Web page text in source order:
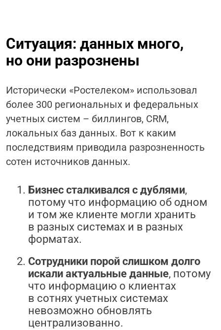
Ситуация: данных много,
но они разрознены
Исторически «Ростелеком» использовал
более 300 региональных и федеральных
учетных систем – биллингов, CRM,
локальных баз данных. Вот к каким
последствиям приводила разрозненность
сотен источников данных.
Бизнес сталкивался с дублями,
потому что информацию об одном
и том же клиенте могли хранить
в разных системах и в разных
форматах.
Сотрудники порой слишком долго
искали актуальные данные, потому
что информацию о клиентах
в сотнях учетных системах
невозможно обновлять
централизованно.